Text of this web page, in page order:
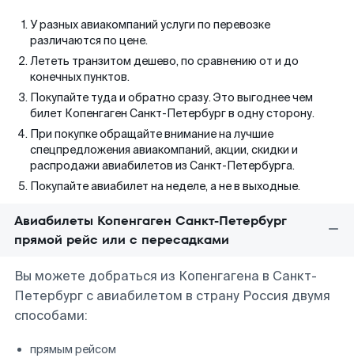
У разных авиакомпаний услуги по перевозке
различаются по цене.
Лететь транзитом дешево, по сравнению от и до
конечных пунктов.
Покупайте туда и обратно сразу. Это выгоднее чем
билет Копенгаген Санкт-Петербург в одну сторону.
При покупке обращайте внимание на лучшие
спецпредложения авиакомпаний, акции, скидки и
распродажи авиабилетов из Санкт-Петербурга.
Покупайте авиабилет на неделе, а не в выходные.
Авиабилеты Копенгаген Санкт-Петербург
прямой рейс или с пересадками
Вы можете добраться из Копенгагена в Санкт-
Петербург с авиабилетом в страну Россия двумя
способами:
прямым рейсом